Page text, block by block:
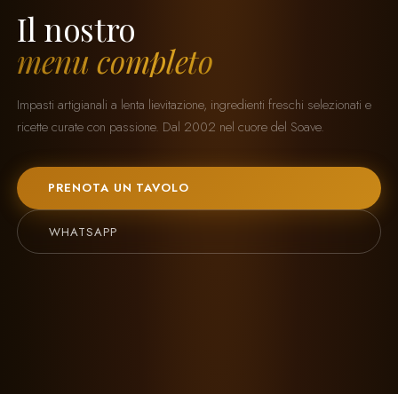
Il nostro
menu completo
Impasti artigianali a lenta lievitazione, ingredienti freschi selezionati e
ricette curate con passione. Dal 2002 nel cuore del Soave.
PRENOTA UN TAVOLO
WHATSAPP